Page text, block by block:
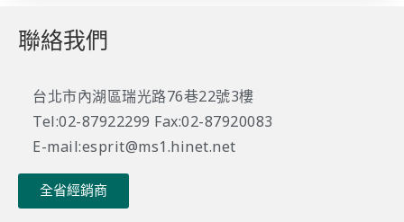
聯絡我們
台北市內湖區瑞光路76巷22號3樓
Tel:02-87922299 Fax:02-87920083
E-mail:esprit@ms1.hinet.net
全省經銷商